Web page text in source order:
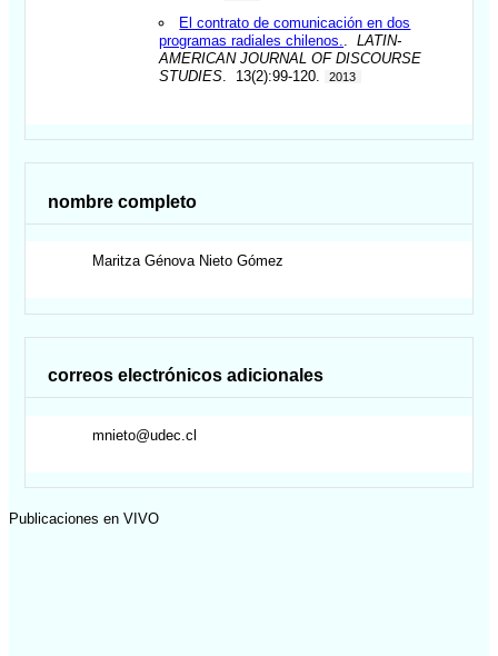
El contrato de comunicación en dos
programas radiales chilenos.
.LATIN-
AMERICAN JOURNAL OF DISCOURSE
STUDIES . 13(2):99-120. 2013
nombre completo
Maritza Génova Nieto Gómez
correos electrónicos adicionales
mnieto@udec.cl
Publicaciones en VIVO